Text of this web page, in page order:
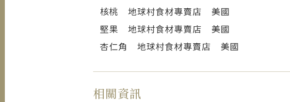
核桃 地球村食材專賣店 美國
堅果 地球村食材專賣店 美國
杏仁角 地球村食材專賣店 美國
相關資訊